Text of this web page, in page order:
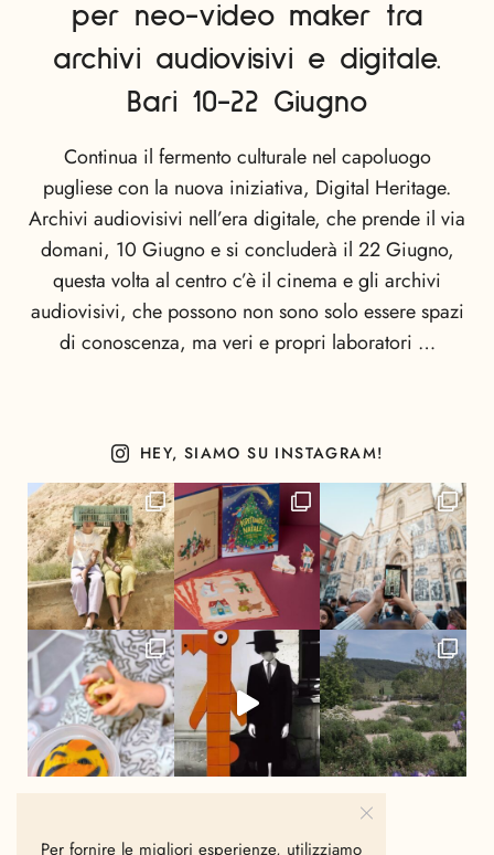
per neo-video maker tra
archivi audiovisivi e digitale.
Bari 10-22 Giugno
Continua il fermento culturale nel capoluogo
pugliese con la nuova iniziativa, Digital Heritage.
Archivi audiovisivi nell’era digitale, che prende il via
domani, 10 Giugno e si concluderà il 22 Giugno,
questa volta al centro c’è il cinema e gli archivi
audiovisivi, che possono non sono solo essere spazi
di conoscenza, ma veri e propri laboratori …
HEY, SIAMO SU INSTAGRAM!
Per fornire le migliori esperienze, utilizziamo